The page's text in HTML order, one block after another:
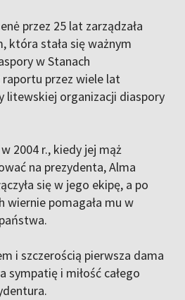
przez 25 lat zarządzała
która stała się ważnym
w Stanach
raportu przez wiele lat
litewskiej organizacji diaspory
2004 r., kiedy jej mąż
na prezydenta, Alma
się w jego ekipę, a po
wiernie pomagała mu w
i szczerością pierwsza dama
sympatię i miłość całego